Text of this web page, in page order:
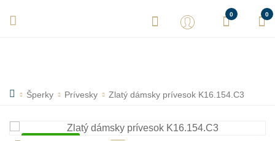
0 0
Šperky Prívesky Zlatý dámsky prívesok K16.154.C3